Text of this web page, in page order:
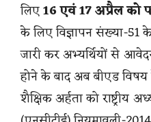
लिए16 एवं 17 अप्रैल को
के लिए विज्ञापन संख्या-51
जारी कर अभ्यर्थियों से
होने के बाद अब बीएड
शैक्षिक अर्हता को राष्ट्रीय